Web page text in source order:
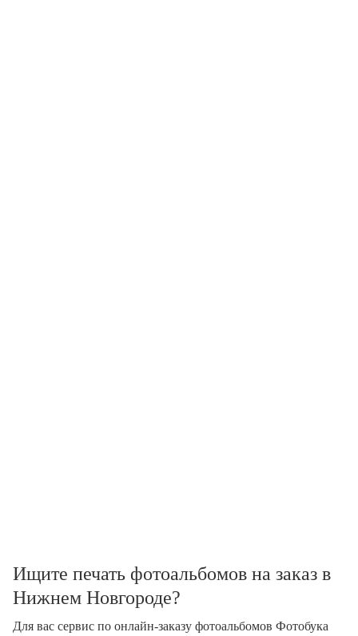
Ищите печать фотоальбомов на заказ в
Нижнем Новгороде?
Для вас сервис по онлайн-заказу фотоальбомов Фотобука